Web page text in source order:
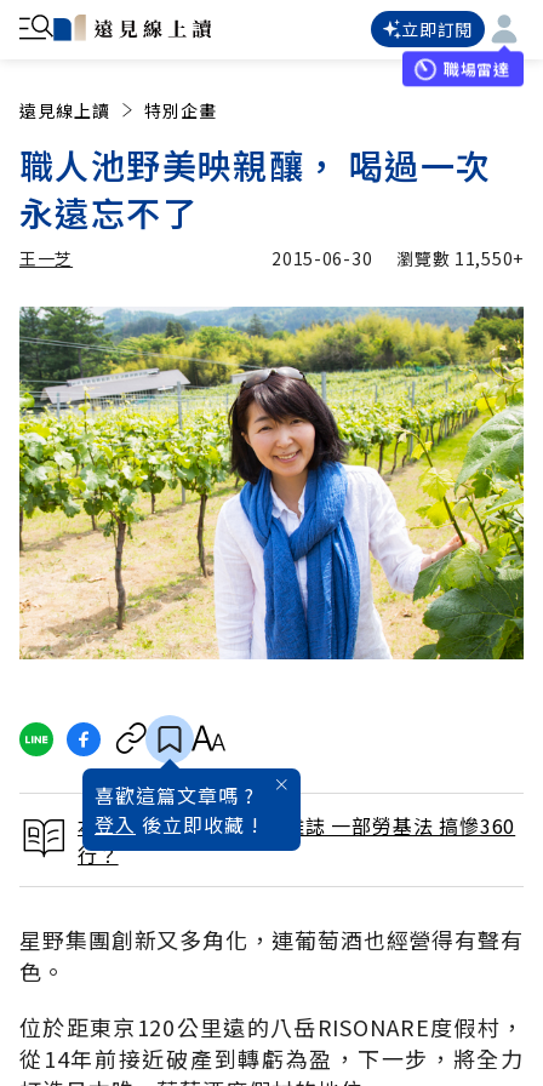
立即訂閱
職場雷達
遠見線上讀 特別企畫
職人池野美映親釀， 喝過一次
永遠忘不了
王一芝
王一芝 加入追蹤
2015-06-30 瀏覽數 11,550+
喜歡這篇文章嗎 ?
登入 後立即收藏 !
本文出自 2015 / 7月號雜誌 一部勞基法 搞慘360
行？
星野集團創新又多角化，連葡萄酒也經營得有聲有
色。
位於距東京120公里遠的八岳RISONARE度假村，
從14年前接近破產到轉虧為盈，下一步，將全力